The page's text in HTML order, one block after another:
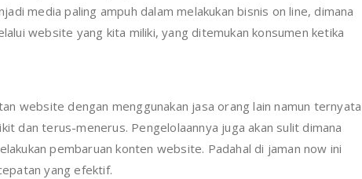
media paling ampuh dalam melakukan bisnis on line, dimana
website yang kita miliki, yang ditemukan konsumen ketika
website dengan menggunakan jasa orang lain namun ternyata
dan terus-menerus. Pengelolaannya juga akan sulit dimana
pembaruan konten website. Padahal di jaman now ini
yang efektif.